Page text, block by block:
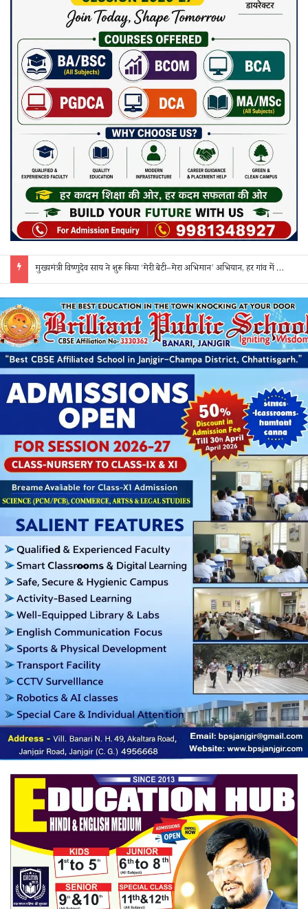
मुख्यमंत्री विष्णुदेव साय ने शुरू किया ‘मेरी बेटी–मेरा अभिमान’ अभियान, हर गांव में मुक्तिधाम और हर स्कूल में बालिका शौचालय